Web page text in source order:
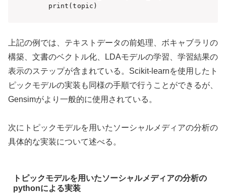
    print(topic)
上記の例では、テキストデータの前処理、ボキャブラリの
構築、文書のベクトル化、LDAモデルの学習、学習結果の
表示のステップが含まれている。Scikit-learnを使用したト
ピックモデルの実装も同様の手順で行うことができるが、
Gensimがより一般的に使用されている。
次にトピックモデルを用いたソーシャルメディアの分析の
具体的な実装について述べる。
トピックモデルを用いたソーシャルメディアの分析の
pythonによる実装